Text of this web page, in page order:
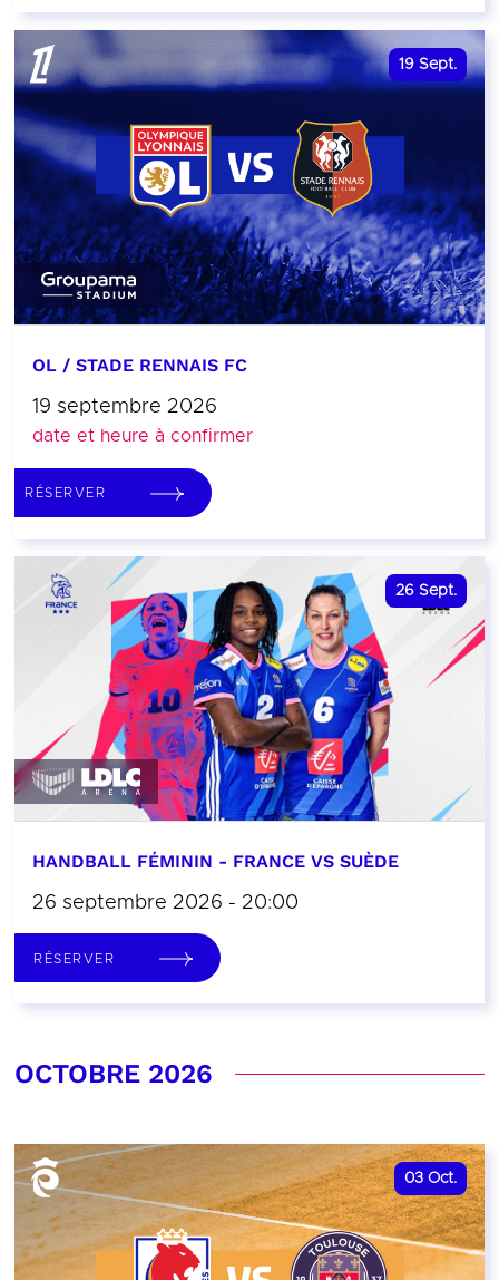
19 Sept.
OL / STADE RENNAIS FC
19 septembre 2026
date et heure à confirmer
RÉSERVER
26 Sept.
HANDBALL FÉMININ - FRANCE VS SUÈDE
26 septembre 2026 - 20:00
RÉSERVER
OCTOBRE 2026
03 Oct.